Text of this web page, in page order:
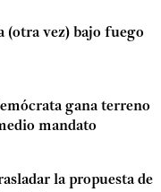
(otra vez) bajo fuego
gana terreno
mandato
la propuesta de